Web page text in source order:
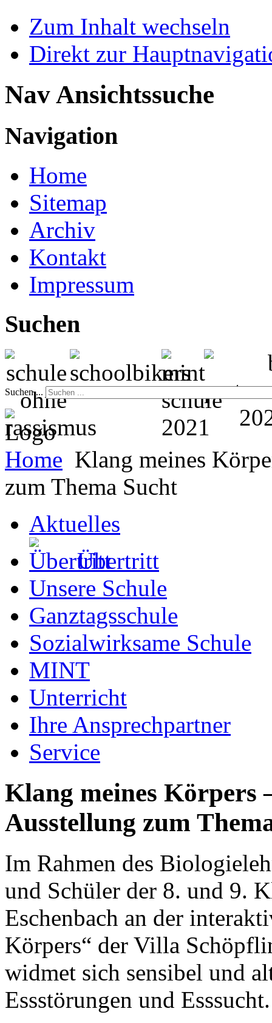
Zum Inhalt wechseln
Direkt zur
Nav Ansichtssuche
Navigation
Home
Sitemap
Archiv
Kontakt
Impressum
Suchen
Suchen ...
Home Klang meines
zum Thema Sucht
Aktuelles
Übertritt
Unsere Schule
Ganztagsschule
Sozialwirksame Schule
MINT
Unterricht
Ihre Ansprechpartner
Service
Klang meines Körpers
Ausstellung zum
Im Rahmen des
und Schüler der 8. und 9.
Eschenbach an der
Körpers“ der Villa
widmet sich sensibel und
Essstörungen und Esssucht.